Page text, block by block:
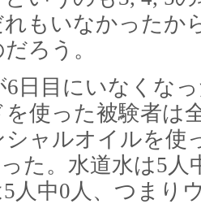
もいなかったか
ろう。
6日目にいなくな
使った被験者は
ャルオイルを使
た。水道水は5
人中0人、つまり